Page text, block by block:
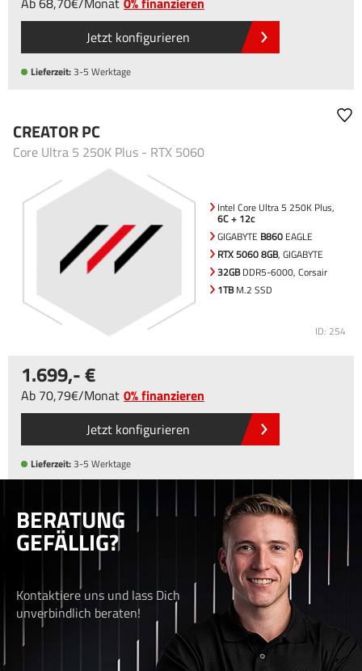
Jetzt konfigurieren
Lieferzeit:3-5 Werktage
CREATOR PC
Core Ultra 5 250K Plus - RTX 5060
Intel Core Ultra 5 250K Plus,
6C + 12c
GIGABYTE B860EAGLE
RTX 5060 8GB, GIGABYTE
32GBDDR5-6000, Corsair
1TBM.2 SSD
ID: 254
1.699,-
Ab 70,79 /Monat 0% finanzieren
Jetzt konfigurieren
Lieferzeit:3-5 Werktage
BERATUNG
GEFÄLLIG?
Kontaktiere uns und lass Dich
unverbindlich beraten!